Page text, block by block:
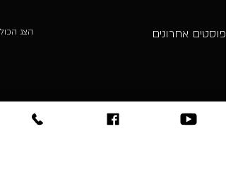
פוסטים אחרונים הצג הכול